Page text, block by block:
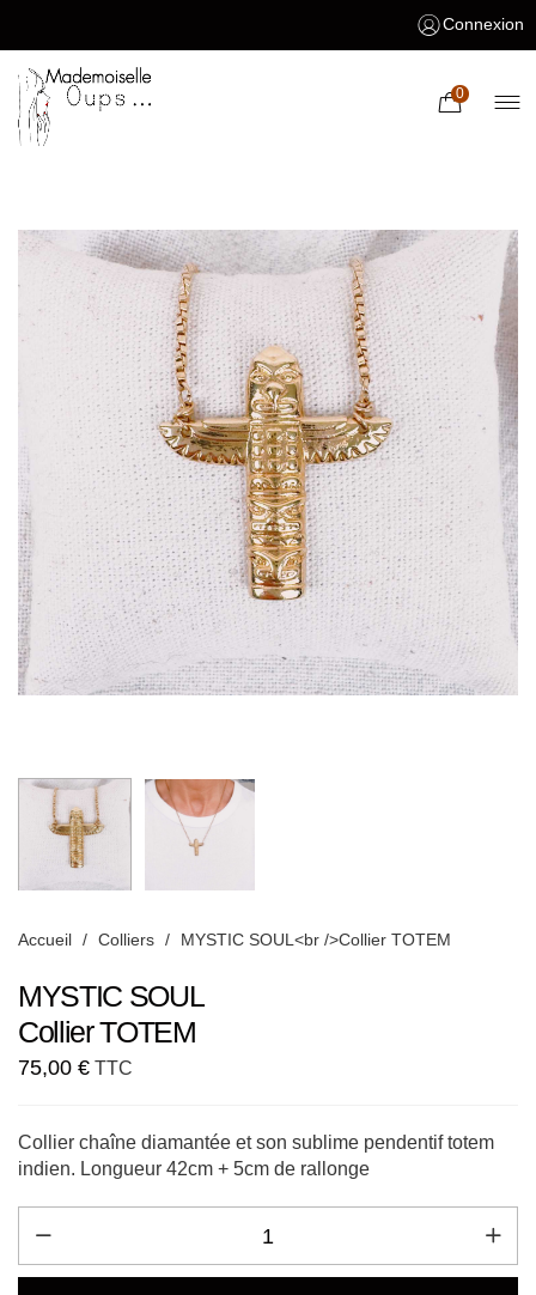
Connexion
0
Accueil / Colliers / MYSTIC SOUL<br />Collier TOTEM
MYSTIC SOUL
Collier TOTEM
75,00 € TTC
Collier chaîne diamantée et son sublime pendentif totem
indien. Longueur 42cm + 5cm de rallonge